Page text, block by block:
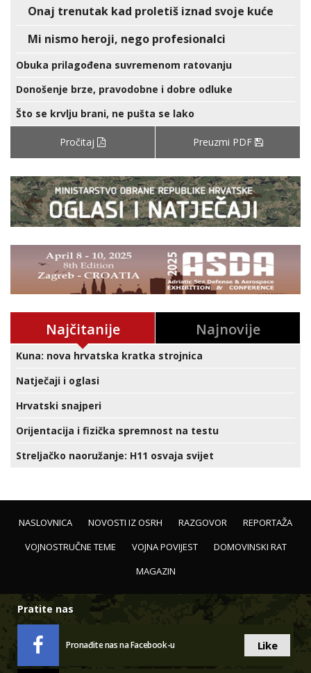
Onaj trenutak kad proletiš iznad svoje kuće
Mi nismo heroji, nego profesionalci
Obuka prilagođena suvremenom ratovanju
Donošenje brze, pravodobne i dobre odluke
Što se krvlju brani, ne pušta se lako
Pročitaj Preuzmi PDF
Najčitanije Najnovije
Kuna: nova hrvatska kratka strojnica
Natječaji i oglasi
Hrvatski snajperi
Orijentacija i fizička spremnost na testu
Streljačko naoružanje: H11 osvaja svijet
NASLOVNICA NOVOSTI IZ OSRH RAZGOVOR
REPORTAŽA
VOJNOSTRUČNE TEME
VOJNA POVIJEST
DOMOVINSKI RAT
MAGAZIN
Pratite nas
Pronađite nas na Facebook-u Like